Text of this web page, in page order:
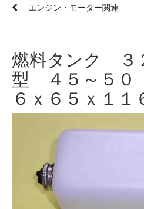
エンジン・モーター関連
燃料タンク ３
型 ４５～５０
６ｘ６５ｘ１１